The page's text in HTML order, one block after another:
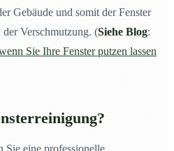
Gebäude und somit der Fenster
Verschmutzung. (Siehe Blog:
Sie Ihre Fenster putzen lassen